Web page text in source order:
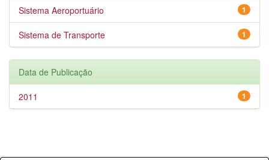
1
Sistema Aeroportuário
1
Sistema de Transporte
Data de Publicação
1
2011